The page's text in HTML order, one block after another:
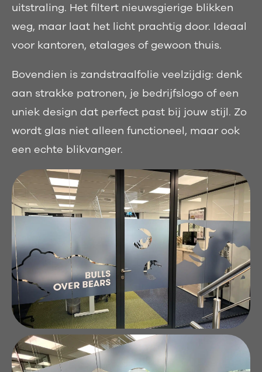
uitstraling. Het filtert nieuwsgierige blikken
weg, maar laat het licht prachtig door. Ideaal
voor kantoren, etalages of gewoon thuis.
Bovendien is zandstraalfolie veelzijdig: denk
aan strakke patronen, je bedrijfslogo of een
uniek design dat perfect past bij jouw stijl. Zo
wordt glas niet alleen functioneel, maar ook
een echte blikvanger.